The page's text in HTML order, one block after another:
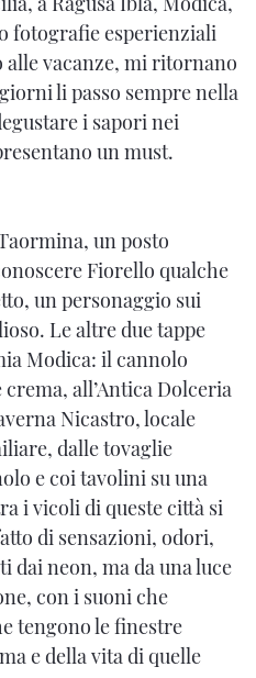
fotografie esperienziali
alle vacanze, mi ritornano
li passo sempre nella
i sapori nei
un must.
un posto
Fiorello qualche
un personaggio sui
Le altre due tappe
Modica: il cannolo
all’Antica Dolceria
Nicastro, locale
dalle tovaglie
e coi tavolini su una
i vicoli di queste città si
di sensazioni, odori,
neon, ma da una luce
con i suoni che
tengono le finestre
e della vita di quelle